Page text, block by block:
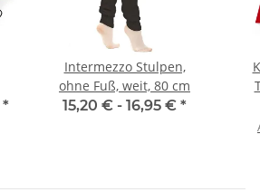
*
Intermezzo Stulpen,
ohne Fuß, weit, 80 cm
15,20 € - 16,95 € *